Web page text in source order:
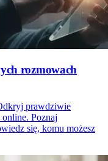
rozmowach
prawdziwie
Poznaj
się, komu możesz